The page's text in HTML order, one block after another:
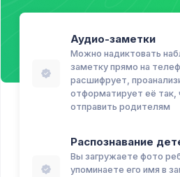
Аудио-заметки
Можно надиктовать
заметку прямо на
расшифрует,
отформатирует её
отправить родителям
Распознавание
Вы загружаете фото
упоминаете его имя в